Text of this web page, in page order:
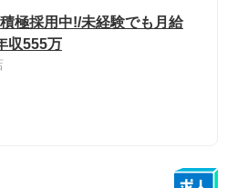
極採用中!/未経験でも月給
収555万